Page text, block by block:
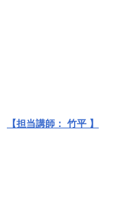
【担当講師： 竹平 】